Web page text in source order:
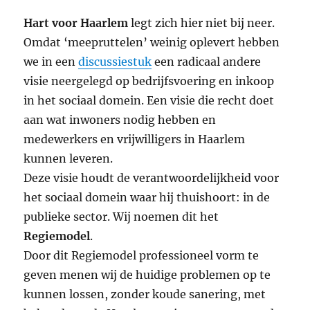
Hart voor Haarlem legt zich hier niet bij neer.
Omdat ‘meepruttelen’ weinig oplevert hebben
we in eendiscussiestuk een radicaal andere
visie neergelegd op bedrijfsvoering en inkoop
in het sociaal domein. Een visie die recht doet
aan wat inwoners nodig hebben en
medewerkers en vrijwilligers in Haarlem
kunnen leveren.
Deze visie houdt de verantwoordelijkheid voor
het sociaal domein waar hij thuishoort: in de
publieke sector. Wij noemen dit het
Regiemodel.
Door dit Regiemodel professioneel vorm te
geven menen wij de huidige problemen op te
kunnen lossen, zonder koude sanering, met